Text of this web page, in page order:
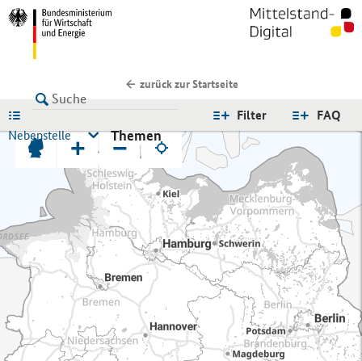
zurück zur Startseite
FAQ
Filter
Nebenstelle
Themen
+ −